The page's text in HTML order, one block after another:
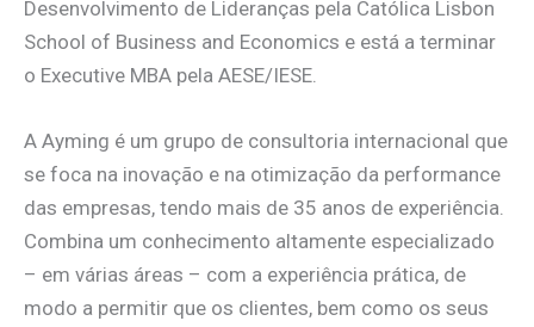
Desenvolvimento de Lideranças pela Católica Lisbon
School of Business and Economics e está a terminar
o Executive MBA pela AESE/IESE.
A Ayming é um grupo de consultoria internacional que
se foca na inovação e na otimização da performance
das empresas, tendo mais de 35 anos de experiência.
Combina um conhecimento altamente especializado
– em várias áreas – com a experiência prática, de
modo a permitir que os clientes, bem como os seus